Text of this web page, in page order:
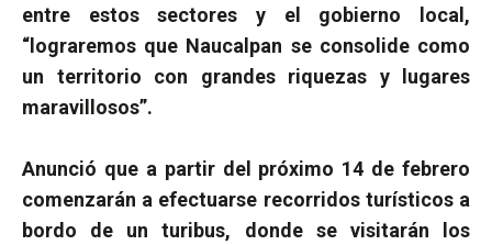
entre estos sectores y el gobierno local,
“lograremos que Naucalpan se consolide como
un territorio con grandes riquezas y lugares
maravillosos”.
Anunció que a partir del próximo 14 de febrero
comenzarán a efectuarse recorridos turísticos a
bordo de un turibus, donde se visitarán los